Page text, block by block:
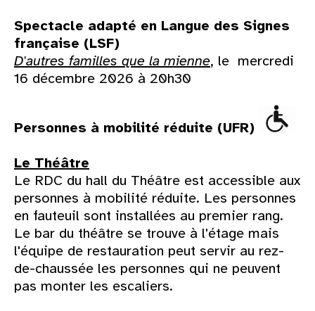
Spectacle adapté en Langue des Signes
française (LSF)
D'autres familles que la mienne, le mercredi
16 décembre 2026 à 20h30
Personnes à mobilité réduite (UFR)
Le Théâtre
Le RDC du hall du Théâtre est accessible aux
personnes à mobilité réduite. Les personnes
en fauteuil sont installées au premier rang.
Le bar du théâtre se trouve à l'étage mais
l'équipe de restauration peut servir au rez-
de-chaussée les personnes qui ne peuvent
pas monter les escaliers.